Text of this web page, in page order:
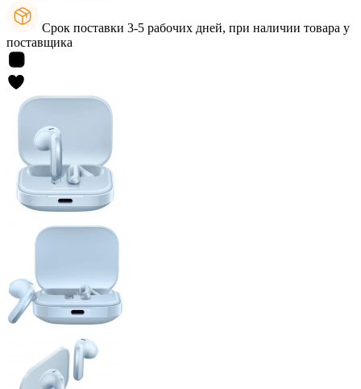
Срок поставки 3-5 рабочих дней, при наличии товара у
поставщика